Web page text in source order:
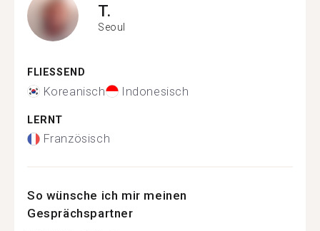
T.
Seoul
FLIESSEND
Koreanisch Indonesisch
LERNT
Französisch
So wünsche ich mir meinen
Gesprächspartner